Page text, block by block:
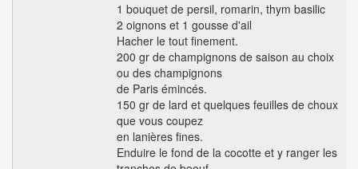
1 bouquet de persil, romarin, thym basilic
2 oignons et 1 gousse d'ail
Hacher le tout finement.
200 gr de champignons de saison au choix
ou des champignons
de Paris émincés.
150 gr de lard et quelques feuilles de choux
que vous coupez
en lanières fines.
Enduire le fond de la cocotte et y ranger les